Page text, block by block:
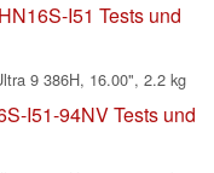
I51 Tests und
9 386H, 16.00", 2.2 kg
I51-94NV Tests und